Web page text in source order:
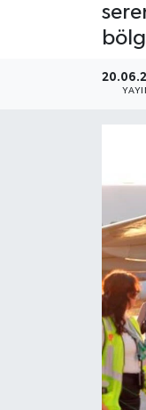
Magazin
Kültür ve
Son Dakika
Haber Arşivi